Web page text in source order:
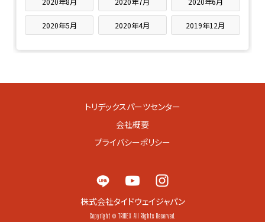
2020年5月 2020年4月 2019年12月
トリデックスパーツセンター
会社概要
プライバシーポリシー
株式会社タイドウェイジャパン
Copyright © TRIDEX All Rights Reserved.